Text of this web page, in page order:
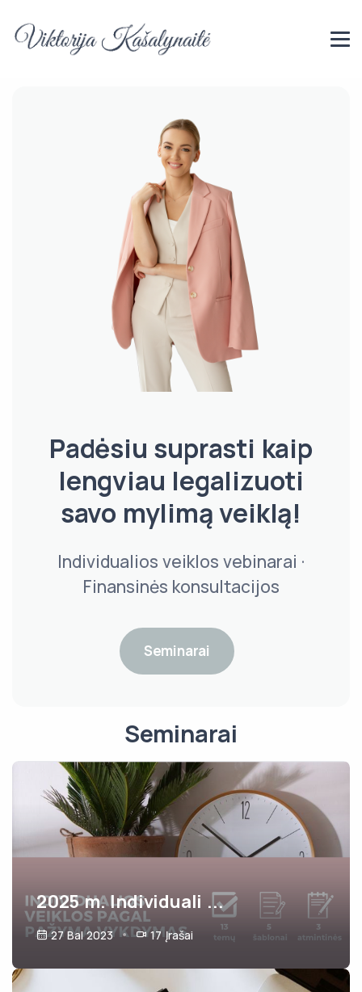
Padėsiu suprasti kaip
lengviau legalizuoti
savo mylimą veiklą!
Individualios veiklos vebinarai ·
Finansinės konsultacijos
Seminarai
Seminarai
2025 m. Individuali ...
27 Bal 2023 17 Įrašai